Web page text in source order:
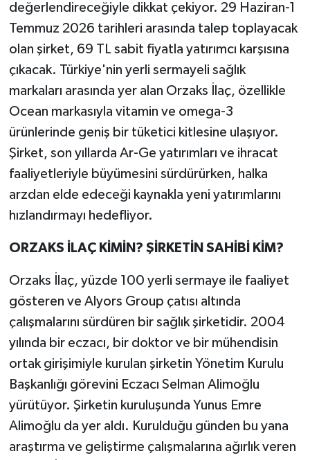
değerlendireceğiyle dikkat çekiyor. 29 Haziran-1
Temmuz 2026 tarihleri arasında talep toplayacak
olan şirket, 69 TL sabit fiyatla yatırımcı karşısına
çıkacak. Türkiye'nin yerli sermayeli sağlık
markaları arasında yer alan Orzaks İlaç, özellikle
Ocean markasıyla vitamin ve omega-3
ürünlerinde geniş bir tüketici kitlesine ulaşıyor.
Şirket, son yıllarda Ar-Ge yatırımları ve ihracat
faaliyetleriyle büyümesini sürdürürken, halka
arzdan elde edeceği kaynakla yeni yatırımlarını
hızlandırmayı hedefliyor.
ORZAKS İLAÇ KİMİN? ŞİRKETİN SAHİBİ KİM?
Orzaks İlaç, yüzde 100 yerli sermaye ile faaliyet
gösteren ve Alyors Group çatısı altında
çalışmalarını sürdüren bir sağlık şirketidir. 2004
yılında bir eczacı, bir doktor ve bir mühendisin
ortak girişimiyle kurulan şirketin Yönetim Kurulu
Başkanlığı görevini Eczacı Selman Alimoğlu
yürütüyor. Şirketin kuruluşunda Yunus Emre
Alimoğlu da yer aldı. Kurulduğu günden bu yana
araştırma ve geliştirme çalışmalarına ağırlık veren